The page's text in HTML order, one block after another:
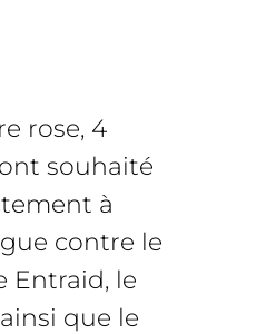
rose, 4
souhaité
à
contre le
Entraid, le
que le